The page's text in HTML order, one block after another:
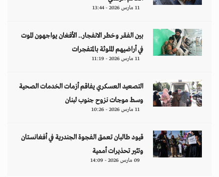
11 مارس 2026 - 13:44
بين الفقر وخطر الانفجار.. الأفغان يواجهون الموت
في أراضيهم الملوثة بالمتفجرات
11 مارس 2026 - 11:19
التصعيد العسكري يفاقم أزمات الخدمات الصحية
وسط موجات نزوح جنوب لبنان
11 مارس 2026 - 10:26
قيود طالبان تعمق الفجوة الجندرية في أفغانستان
وتثير تحذيرات أممية
09 مارس 2026 - 14:09